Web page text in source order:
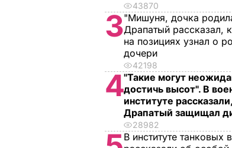
43870
3"Мишуня, дочка
Драпатый рассказал,
на позициях узнал о
дочери
42198
4"Такие могут
достичь высот". В
институте
Драпатый защищал
28982
В институте танковых